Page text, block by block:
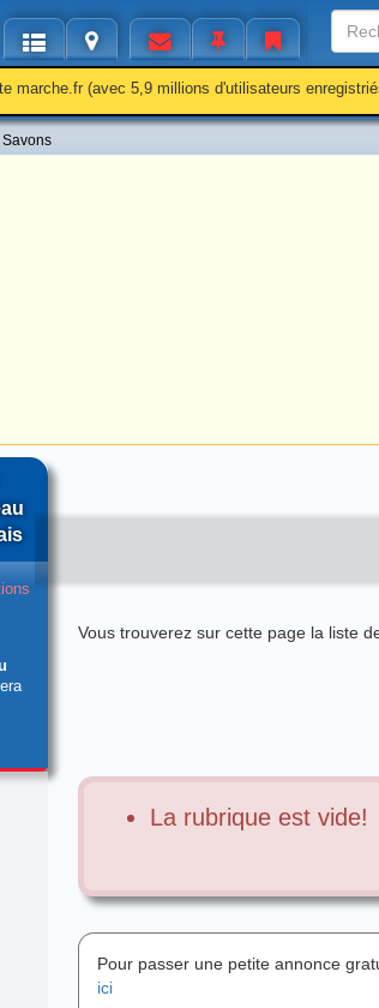
marche.fr (avec 5,9 millions d'utilisateurs
Savons
Vous trouverez sur cette page la liste
La rubrique est vide!
Pour passer une petite annonce
ici